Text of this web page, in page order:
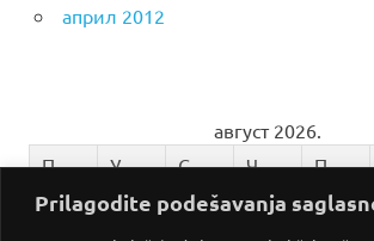
Prilagodite podešavanja
април 2012
август 2026.
П
У С Ч П